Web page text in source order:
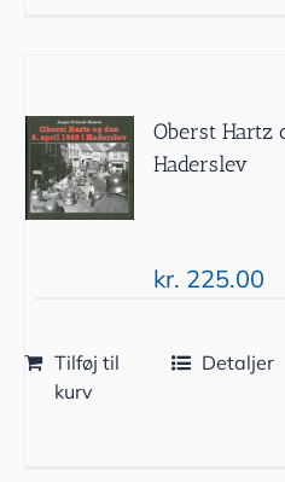
Oberst Hartz
Haderslev
kr. 225.00
Tilføj til
kurv
Detaljer